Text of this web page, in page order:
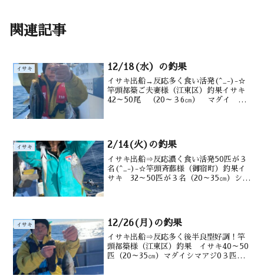
関連記事
イサキ 12/18(水）の釣果
イサキ出船→反応多く食い活発(^_-)-☆
竿頭都築ご夫妻様（江東区）釣果イサキ
42～50尾 （20～３6㎝） マダイ タ
イサキ 2/14(火)の釣果
イサキ出船⇒反応濃く食い活発50匹が３
名(^_-)-☆竿頭斉藤様（御宿町）釣果イ
サキ 32～50匹が３名（20～35㎝）シマ
イサキ 12/26(月)の釣果
イサキ出船⇒反応多く後半良型好調！竿
頭都築様（江東区）釣果 イサキ40～50
匹（20～35㎝）マダイシマアジ0３匹